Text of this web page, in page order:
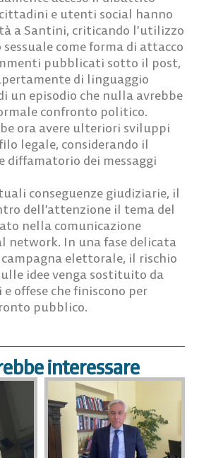
e utenti social hanno
a Santini, criticando l’utilizzo
come forma di attacco
pubblicati sotto il post,
di linguaggio
un episodio che nulla avrebbe
confronto politico.
ora avere ulteriori sviluppi
legale, considerando il
diffamatorio dei messaggi
conseguenze giudiziarie, il
dell’attenzione il tema del
nella comunicazione
network. In una fase delicata
elettorale, il rischio
idee venga sostituito da
offese che finiscono per
pubblico.
interessare